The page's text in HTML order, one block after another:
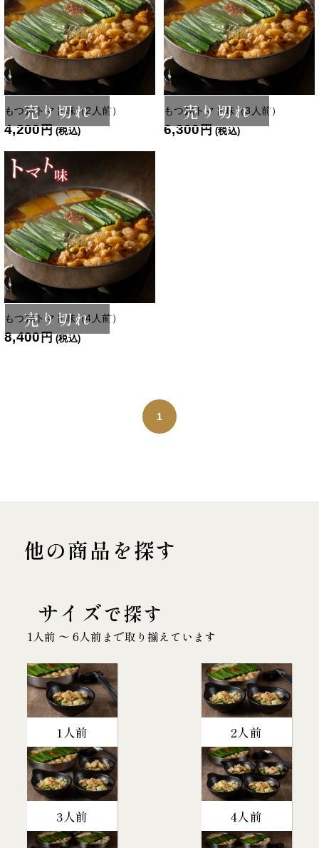
売り切れ
もつ鍋トマト味（2人前）
4,200円 (税込)
売り切れ
もつ鍋トマト味（3人前）
6,300円 (税込)
売り切れ
もつ鍋トマト味（4人前）
8,400円 (税込)
1
他の商品を探す
サイズで探す
1人前 〜 6人前まで取り揃えています
1人前 2人前
3人前 4人前